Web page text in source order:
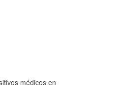
médicos en